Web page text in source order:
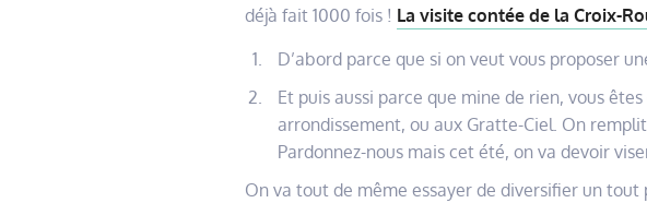
déjà fait 1000 fois ! La visite contée de la Croix-
D’abord parce que si on veut vous proposer
Et puis aussi parce que mine de rien, vous
arrondissement, ou aux Gratte-Ciel. On
Pardonnez-nous mais cet été, on va devoir
On va tout de même essayer de diversifier un